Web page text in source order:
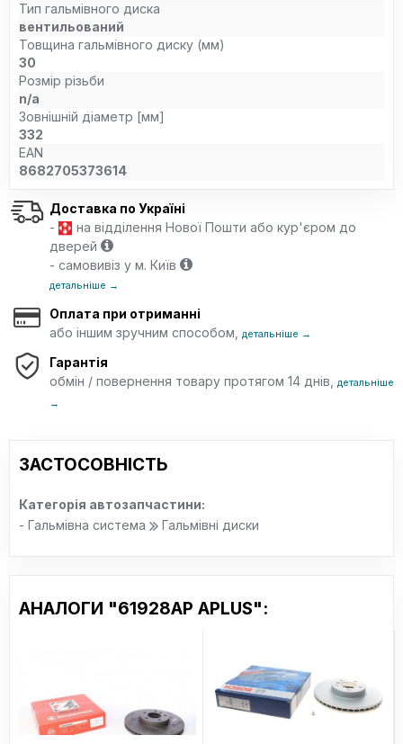
Тип гальмівного диска
вентильований
Товщина гальмівного диску (мм)
30
Розмір різьби
n/a
Зовнішній діаметр [мм]
332
EAN
8682705373614
Доставка по Україні
-
на відділення Нової Пошти або кур'єром до
дверей
- самовивіз у м. Київ
детальніше →
Оплата при отриманні
або іншим зручним способом,
детальніше →
Гарантія
обмін / повернення товару протягом 14 днів,
детальніше
→
ЗАСТОСОВНІСТЬ
Категорія автозапчастини:
- Гальмівна система
Гальмівні диски
АНАЛОГИ "61928AP APLUS":